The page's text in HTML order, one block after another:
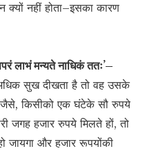
क्यों नहीं होता–इसका कारण
लाभं मन्यते नाधिकं ततः’–
सुख दीखता है तो वह उसके
जैसे, किसीको एक घंटेके सौ रुपये
जगह हजार रुपये मिलते हों, तो
जायगा और हजार रूपयोंकी